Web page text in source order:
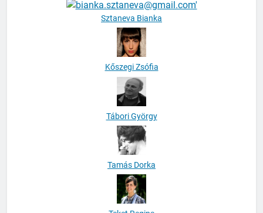
Sztaneva Bianka
Kőszegi Zsófia
Tábori György
Tamás Dorka